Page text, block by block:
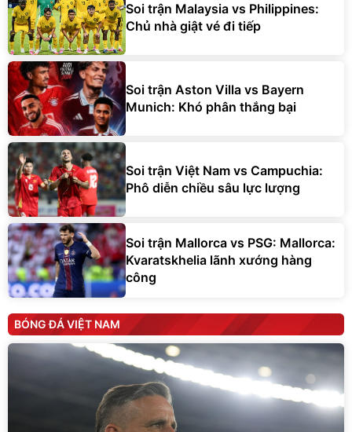
Soi trận Malaysia vs Philippines:
Chủ nhà giật vé đi tiếp
Soi trận Aston Villa vs Bayern
Munich: Khó phân thắng bại
Soi trận Việt Nam vs Campuchia:
Phô diễn chiều sâu lực lượng
Soi trận Mallorca vs PSG: Mallorca:
Kvaratskhelia lãnh xướng hàng
công
BÓNG ĐÁ VIỆT NAM